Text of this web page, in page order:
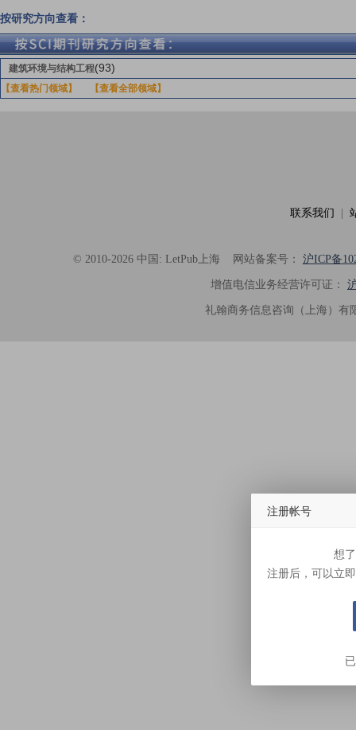
按研究方向查看：
建筑环境与结构工程(93)
【查看热门领域】 【查看全部领域】
联系我们
© 2010-2026 中国: LetPub上海网站备案号： 沪ICP备
增值电信业务经营许可证：
礼翰商务信息咨询（上海）
注册帐号
想
注册后，可以立